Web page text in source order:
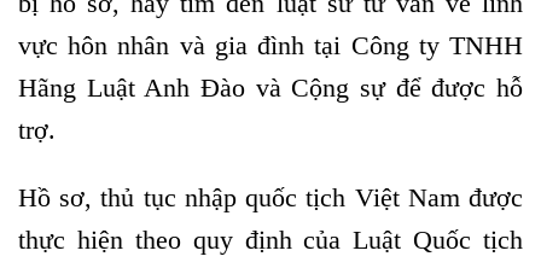
vực hôn nhân và gia đình tại Công ty TNHH
Hãng Luật Anh Đào và Cộng sự để được hỗ
trợ.
Hồ sơ, thủ tục nhập quốc tịch Việt Nam được
thực hiện theo quy định của Luật Quốc tịch